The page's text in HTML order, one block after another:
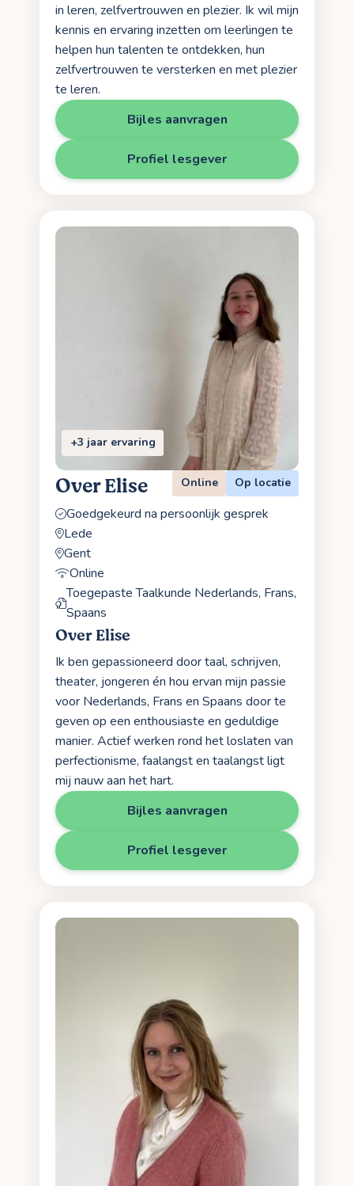
in leren, zelfvertrouwen en plezier. Ik wil mijn
kennis en ervaring inzetten om leerlingen te
helpen hun talenten te ontdekken, hun
zelfvertrouwen te versterken en met plezier
te leren.
Bijles aanvragen
Profiel lesgever
+3 jaar ervaring
Over Elise Online Op locatie
Goedgekeurd na persoonlijk gesprek
Lede
Gent
Online
Toegepaste Taalkunde Nederlands, Frans,
Spaans
Over Elise
Ik ben gepassioneerd door taal, schrijven,
theater, jongeren én hou ervan mijn passie
voor Nederlands, Frans en Spaans door te
geven op een enthousiaste en geduldige
manier. Actief werken rond het loslaten van
perfectionisme, faalangst en taalangst ligt
mij nauw aan het hart.
Bijles aanvragen
Profiel lesgever